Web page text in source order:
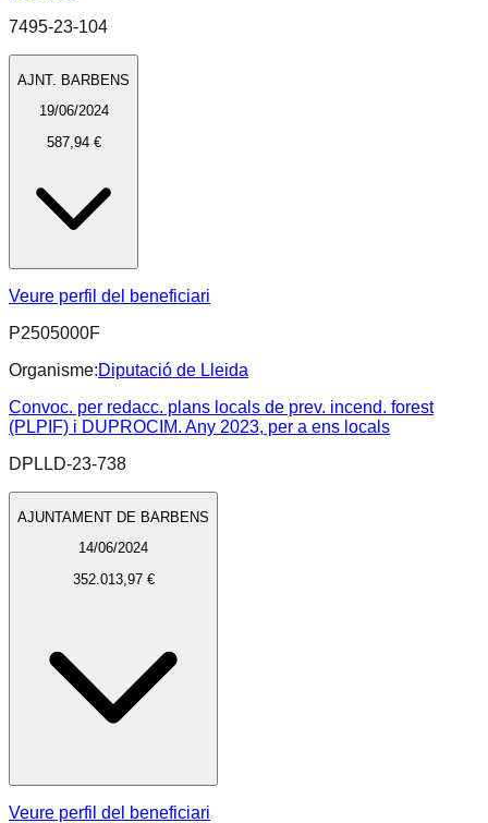
7495-23-104
AJNT. BARBENS
19/06/2024
587,94 €
Veure perfil del beneficiari
P2505000F
Organisme:Diputació de Lleida
Convoc. per redacc. plans locals de prev. incend. forest
(PLPIF) i DUPROCIM. Any 2023, per a ens locals
DPLLD-23-738
AJUNTAMENT DE BARBENS
14/06/2024
352.013,97 €
Veure perfil del beneficiari